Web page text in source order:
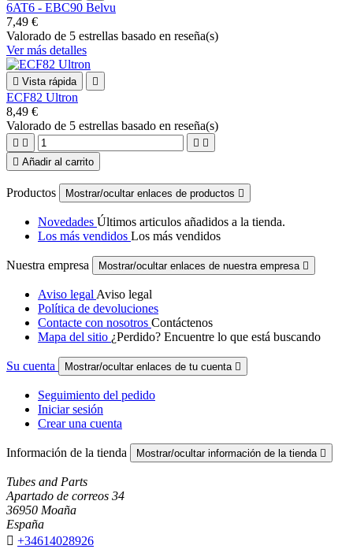
6AT6 - EBC90 Belvu
7,49 €
Valorado de 5 estrellas basado en reseña(s)
Ver más detalles
 Vista rápida 
ECF82 Ultron
8,49 €
Valorado de 5 estrellas basado en reseña(s)
   
 Añadir al carrito
Productos Mostrar/ocultar enlaces de productos 
Novedades Últimos articulos añadidos a la tienda.
Los más vendidos Los más vendidos
Nuestra empresa Mostrar/ocultar enlaces de nuestra empresa 
Aviso legal Aviso legal
Política de devoluciones
Contacte con nosotros Contáctenos
Mapa del sitio ¿Perdido? Encuentre lo que está buscando
Su cuenta Mostrar/ocultar enlaces de tu cuenta 
Seguimiento del pedido
Iniciar sesión
Crear una cuenta
Información de la tienda Mostrar/ocultar información de la tienda 
Tubes and Parts
Apartado de correos 34
36950 Moaña
España
 +34614028926